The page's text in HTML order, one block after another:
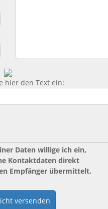
hier den Text ein:
Daten willige ich ein,
Kontaktdaten direkt
Empfänger übermittelt.
versenden